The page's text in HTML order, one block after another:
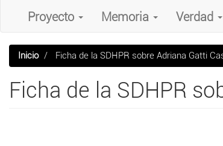
Proyecto Memoria Verdad
Inicio Ficha de la SDHPR sobre Adriana Gatti
Ficha de la SDHPR